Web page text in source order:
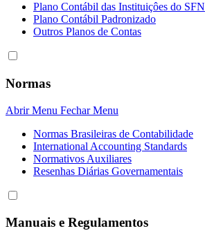
Plano Contábil das Instituiçôes do SFN
Plano Contábil Padronizado
Outros Planos de Contas
Normas
Abrir Menu Fechar Menu
Normas Brasileiras de Contabilidade
International Accounting Standards
Normativos Auxiliares
Resenhas Diárias Governamentais
Manuais e Regulamentos